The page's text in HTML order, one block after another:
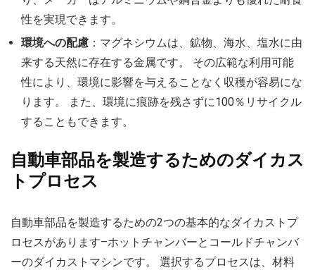
性を実現できます。
環境への配慮 ：マグネシウムは、鉱物、海水、塩水に由
来する天然に存在する金属です。 その広範な利用可能
性により、環境に影響を与えることなく収穫が容易にな
ります。 また、環境に痕跡を残さずに100％リサイクル
することもできます。
自動車部品を製造するためのダイカス
トプロセス
自動車部品を製造するための2つの基本的なダイカストプ
ロセスがあります–ホットチャンバーとコールドチャンバ
ーのダイカストマシンです。 選択するプロセスは、材料